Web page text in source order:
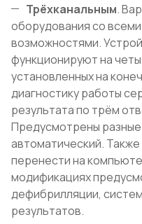
Трёхканальным.
оборудования со
возможностями.
функционируют на
установленных на
диагностику работы
результата по трём
Предусмотрены
автоматический.
перенести на
модификациях
дефибрилляции,
результатов.